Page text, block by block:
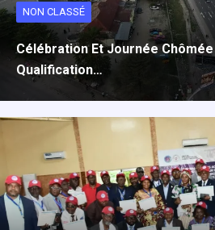
NON CLASSÉ
Célébration Et Journée
Qualification…